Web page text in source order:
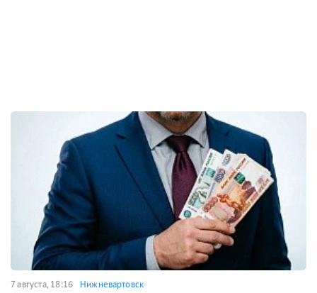
7 августа, 18:16 Нижневартовск